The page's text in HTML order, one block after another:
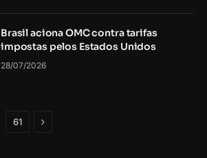
Brasil aciona OMC contra tarifas
impostas pelos Estados Unidos
28/07/2026
61 Próximo